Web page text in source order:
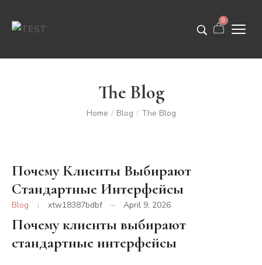
0
The Blog
Home / Blog / The Blog
Почему Клиенты Выбирают
Стандартные Интерфейсы
Blog xtw18387bdbf April 9, 2026
Почему клиенты выбирают
стандартные интерфейсы